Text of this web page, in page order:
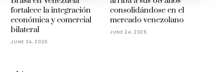
fortalece la integración
económica y comercial
bilateral
JUNE 24, 2026
consolidándose en el
mercado venezolano
JUNE 24, 2026